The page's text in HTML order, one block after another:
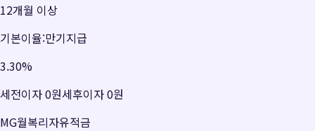
12개월 이상
기본이율:만기지급
3.30%
세전이자0원세후이자0원
MG월복리자유적금